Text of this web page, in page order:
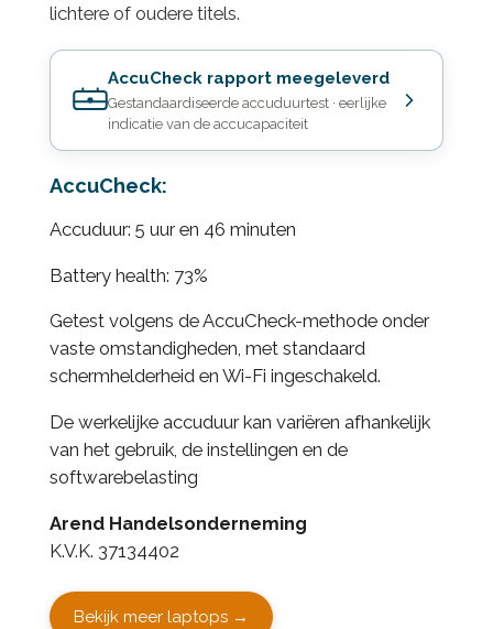
lichtere of oudere titels.
AccuCheck rapport meegeleverd
Gestandaardiseerde accuduurtest · eerlijke
indicatie van de accucapaciteit
AccuCheck:
Accuduur: 5 uur en 46 minuten
Battery health: 73%
Getest volgens de AccuCheck-methode onder
vaste omstandigheden, met standaard
schermhelderheid en Wi-Fi ingeschakeld.
De werkelijke accuduur kan variëren afhankelijk
van het gebruik, de instellingen en de
softwarebelasting
Arend Handelsonderneming
K.V.K. 37134402
Bekijk meer laptops →